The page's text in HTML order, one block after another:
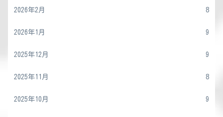
2026年2月 8
2026年1月 9
2025年12月 9
2025年11月 8
2025年10月 9